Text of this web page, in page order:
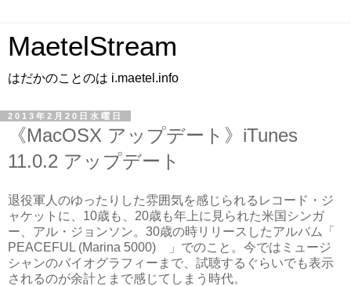
MaetelStream
はだかのことのは i.maetel.info
2013年2月20日水曜日
《MacOSX アップデート》iTunes
11.0.2 アップデート
退役軍人のゆったりした雰囲気を感じられるレコード・ジ
ャケットに、10歳も、20歳も年上に見られた米国シンガ
ー、アル・ジョンソン。30歳の時リリースしたアルバム「
PEACEFUL (Marina 5000) 」でのこと。今ではミュージ
シャンのバイオグラフィーまで、試聴するぐらいでも表示
されるのが余計とまで感じてしまう時代。